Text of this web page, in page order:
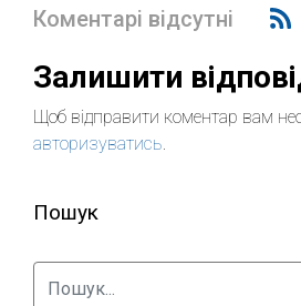
Коментарі відсутні
Залишити
Щоб відправити коментар вам
авторизуватись.
Пошук